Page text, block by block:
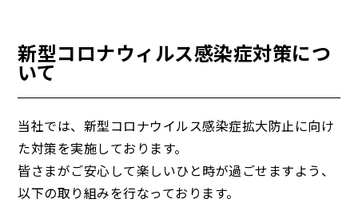
新型コロナウィルス感染症対策につ
いて
当社では、新型コロナウイルス感染症拡大防止に向け
た対策を実施しております。
皆さまがご安心して楽しいひと時が過ごせますよう、
以下の取り組みを行なっております。